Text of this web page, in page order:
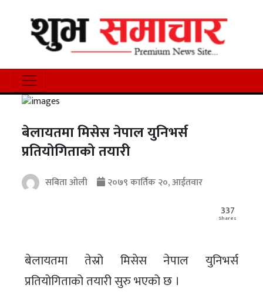
बेलायतमा मिसेस नेपाल युनिभर्स
प्रतियोगिताको तयारी
सबिता ओली
२०७९ कार्तिक २०, आईतवार
337
Shares
बेलायतमा तेस्रो मिसेस नेपाल युनिभर्स
प्रतियोगिताको तयारी सुरु भएको छ ।